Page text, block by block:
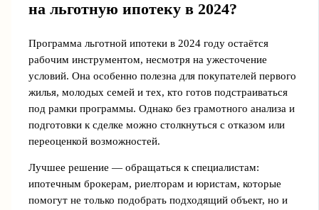
на льготную ипотеку в 2024?
Программа льготной ипотеки в 2024 году остаётся
рабочим инструментом, несмотря на ужесточение
условий. Она особенно полезна для покупателей первого
жилья, молодых семей и тех, кто готов подстраиваться
под рамки программы. Однако без грамотного анализа и
подготовки к сделке можно столкнуться с отказом или
переоценкой возможностей.
Лучшее решение — обращаться к специалистам:
ипотечным брокерам, риелторам и юристам, которые
помогут не только подобрать подходящий объект, но и